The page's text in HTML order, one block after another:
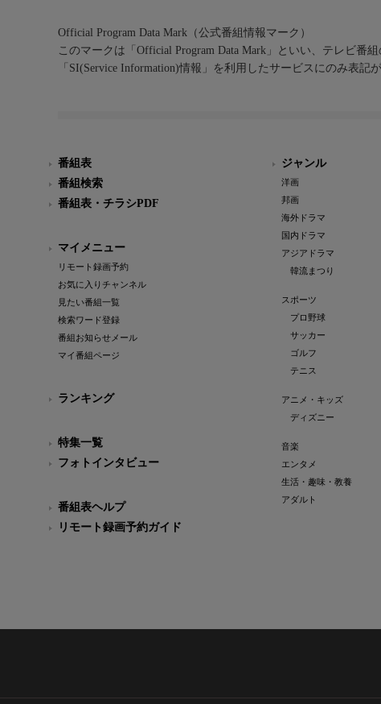
Official Program Data Mark（公式番組情報マーク）
このマークは「Official Program Data Mark」といい、テレビ番
「SI(Service Information)情報」を利用したサービスにのみ表記
番組表
番組検索
番組表・チラシPDF
マイメニュー
リモート録画予約
お気に入りチャンネル
見たい番組一覧
検索ワード登録
番組お知らせメール
マイ番組ページ
ランキング
特集一覧
フォトインタビュー
番組表ヘルプ
リモート録画予約ガイド
ジャンル
洋画
邦画
海外ドラマ
国内ドラマ
アジアドラマ
韓流まつり
スポーツ
プロ野球
サッカー
ゴルフ
テニス
アニメ・キッズ
ディズニー
音楽
エンタメ
生活・趣味・教養
アダルト